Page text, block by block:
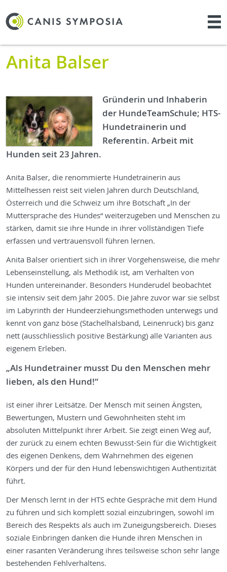
Anita Balser
Gründerin und Inhaberin
der HundeTeamSchule; HTS-
Hundetrainerin und
Referentin. Arbeit mit
Hunden seit 23 Jahren.
Anita Balser, die renommierte Hundetrainerin aus
Mittelhessen reist seit vielen Jahren durch Deutschland,
Österreich und die Schweiz um ihre Botschaft „In der
Muttersprache des Hundes“ weiterzugeben und Menschen zu
stärken, damit sie ihre Hunde in ihrer vollständigen Tiefe
erfassen und vertrauensvoll führen lernen.
Anita Balser orientiert sich in ihrer Vorgehensweise, die mehr
Lebenseinstellung, als Methodik ist, am Verhalten von
Hunden untereinander. Besonders Hunderudel beobachtet
sie intensiv seit dem Jahr 2005. Die Jahre zuvor war sie selbst
im Labyrinth der Hundeerziehungsmethoden unterwegs und
kennt von ganz böse (Stachelhalsband, Leinenruck) bis ganz
nett (ausschliesslich positive Bestärkung) alle Varianten aus
eigenem Erleben.
„Als Hundetrainer musst Du den Menschen mehr
lieben, als den Hund!“
ist einer ihrer Leitsätze. Der Mensch mit seinen Ängsten,
Bewertungen, Mustern und Gewohnheiten steht im
absoluten Mittelpunkt ihrer Arbeit. Sie zeigt einen Weg auf,
der zurück zu einem echten Bewusst-Sein für die Wichtigkeit
des eigenen Denkens, dem Wahrnehmen des eigenen
Körpers und der für den Hund lebenswichtigen Authentizität
führt.
Der Mensch lernt in der HTS echte Gespräche mit dem Hund
zu führen und sich komplett sozial einzubringen, sowohl im
Bereich des Respekts als auch im Zuneigungsbereich. Dieses
soziale Einbringen danken die Hunde ihren Menschen in
einer rasanten Veränderung ihres teilsweise schon sehr lange
bestehenden Fehlverhaltens.